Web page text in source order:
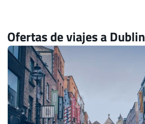
Ofertas de viajes a Dublin